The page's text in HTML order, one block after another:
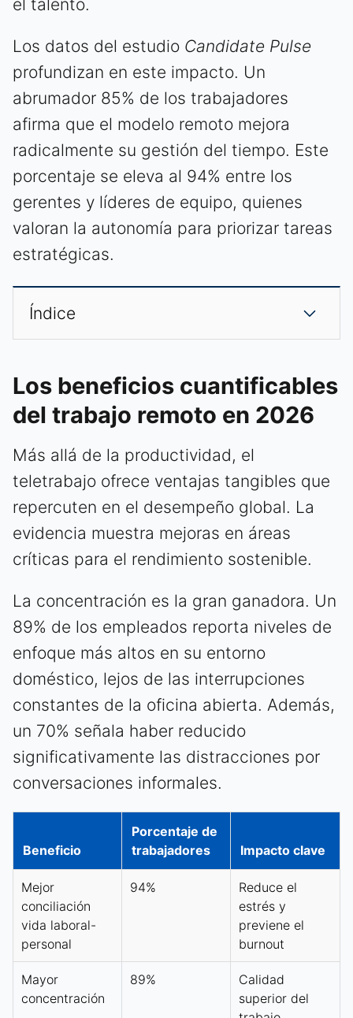
el talento.
Los datos del estudio Candidate Pulse
profundizan en este impacto. Un
abrumador 85% de los trabajadores
afirma que el modelo remoto mejora
radicalmente su gestión del tiempo. Este
porcentaje se eleva al 94% entre los
gerentes y líderes de equipo, quienes
valoran la autonomía para priorizar tareas
estratégicas.
Índice
Los beneficios cuantificables
del trabajo remoto en 2026
Más allá de la productividad, el
teletrabajo ofrece ventajas tangibles que
repercuten en el desempeño global. La
evidencia muestra mejoras en áreas
críticas para el rendimiento sostenible.
La concentración es la gran ganadora. Un
89% de los empleados reporta niveles de
enfoque más altos en su entorno
doméstico, lejos de las interrupciones
constantes de la oficina abierta. Además,
un 70% señala haber reducido
significativamente las distracciones por
conversaciones informales.
Beneficio
Porcentaje de
trabajadores
Impacto clave
Mejor
conciliación
vida laboral-
personal
94%
Reduce el
estrés y
previene el
burnout
Mayor
concentración
89%
Calidad
superior del